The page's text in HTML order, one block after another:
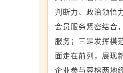
判断力、政治领悟
会员服务紧密结合
服务；三是发挥模
面走在前列，展现
企业参与蓉榕两地